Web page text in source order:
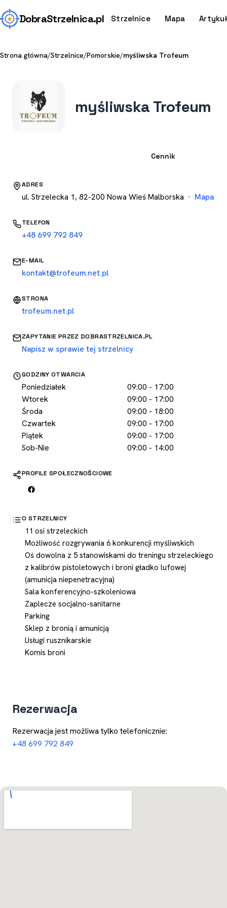
DobraStrzelnica.pl Strzelnice Mapa
Strona główna/Strzelnice/Pomorskie/myśliwska Trofeum
myśliwska Trofeum
Cennik
ADRES
ul. Strzelecka 1, 82-200 Nowa Wieś Malborska · Mapa
TELEFON
+48 699 792 849
E-MAIL
kontakt@trofeum.net.pl
STRONA
trofeum.net.pl
ZAPYTANIE PRZEZ DOBRASTRZELNICA.PL
Napisz w sprawie tej strzelnicy
GODZINY OTWARCIA
Poniedziałek
09:00 - 17:00
Wtorek
09:00 - 17:00
Środa
09:00 - 18:00
Czwartek
09:00 - 17:00
Piątek
09:00 - 17:00
Sob-Nie
09:00 - 14:00
PROFILE SPOŁECZNOŚCIOWE
O STRZELNICY
11 osi strzeleckich
Możliwość rozgrywania 6 konkurencji myśliwskich
Oś dowolna z 5 stanowiskami do treningu strzeleckiego
z kalibrów pistoletowych i broni gładko lufowej
(amunicja niepenetracyjna)
Sala konferencyjno-szkoleniowa
Zaplecze socjalno-sanitarne
Parking
Sklep z bronią i amunicją
Usługi rusznikarskie
Komis broni
Rezerwacja
Rezerwacja jest możliwa tylko telefonicznie:
+48 699 792 849